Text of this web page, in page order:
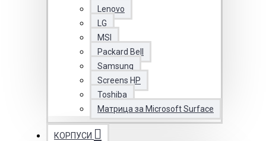
Lenovo
LG
MSI
Packard Bell
Samsung
Screens HP
Toshiba
Матрица за Microsoft Surface
КОРПУСИ